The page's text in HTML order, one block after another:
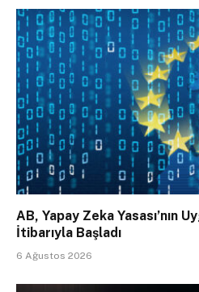
AB, Yapay Zeka Yasası’nın
İtibarıyla Başladı
6 Ağustos 2026